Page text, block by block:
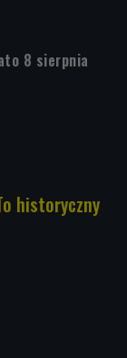
8 sierpnia
historyczny